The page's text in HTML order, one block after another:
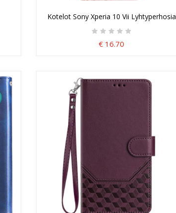
Kotelot Sony Xperia 10 Vii Lyhtyperhosia
€ 16.70